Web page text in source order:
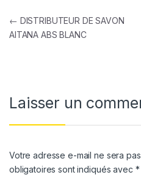
Navigation de
← DISTRIBUTEUR DE SAVON
AITANA ABS BLANC
Laisser un
Votre adresse e-mail ne sera
obligatoires sont indiqués avec *